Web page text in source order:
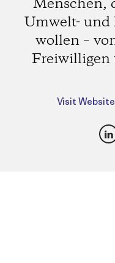
Menschen,
Umwelt-
wollen –
Freiwilligen
Visit Website